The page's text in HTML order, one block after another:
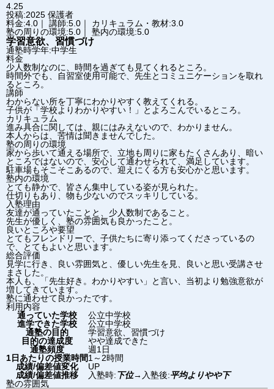
4.25
投稿:2025 保護者
料金:4.0｜ 講師:5.0｜ カリキュラム・教材:3.0
塾の周りの環境:5.0｜ 塾内の環境:5.0
学習意欲、習慣づけ
通塾時学年:中学生
料金
少人数制なのに、時間を過ぎても見てくれるところ。
時間外でも、自習室使用可能で、先生とコミュニケーションを取れ
るところ。
講師
わからない所を丁寧にわかりやすく教えてくれる。
子供が「学校よりわかりやすい！」とよろこんでいるところ。
カリキュラム
進み具合に関しては、親にはみえないので、わかりません。
本人からは、苦情は聞きませんでした。
塾の周りの環境
家から歩いて通える場所で、立地も周りに家もたくさんあり、暗い
ところではないので、安心して通わせられて、満足しています。
駐車場もそこそこあるので、迎えにくる方も安心かと思います。
塾内の環境
とても静かで、皆さん集中している姿が見られた。
仕切りもあり、物も少ないのでスッキリしている。
入塾理由
友達が通っていたことと、少人数制であること。
先生が優しく、塾の雰囲気も良かったこと。
良いところや要望
とてもフレンドリーで、子供たちに寄り添ってくださっているの
で、とてもよいと思います。
総合評価
見学に行き、良い雰囲気と、優しい先生を見、良いと思い受講させ
まさした。
本人も、「先生好き。わかりやすい」と言い、当初より勉強意欲が
増してきています。
塾に通わせて良かったです。
利用内容
通っていた学校
公立中学校
進学できた学校
公立中学校
通塾の目的
学習意欲、習慣づけ
目的の達成度
やや達成できた
通塾頻度
週1日
1日あたりの授業時間1～2時間
成績/偏差値変化
UP
成績/偏差値推移
入塾時:下位→ 入塾後:平均よりやや下
塾の雰囲気